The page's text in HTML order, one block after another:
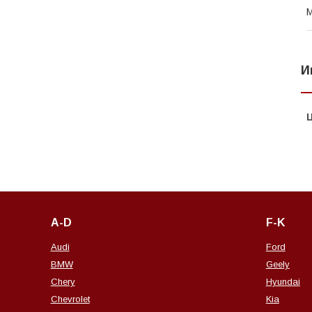
A-D
Audi
BMW
Chery
Chevrolet
F-K
Ford
Geely
Hyundai
Kia